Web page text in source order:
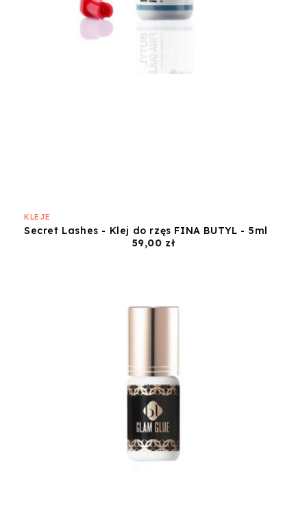
KLEJE
Secret Lashes - Klej do rzęs FINA BUTYL - 5ml
59,00 złCena